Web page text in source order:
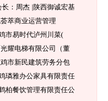
：周杰 |陕西御诚宏基
萃商业运营管理
市易时代泸州川菜(
耀电梯有限公司（董
市新民建筑劳务分包
璘雅办公家具有限责任
柏餐饮管理有限责任公